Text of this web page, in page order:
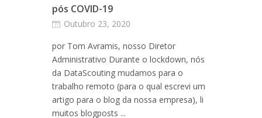
pós COVID-19
Outubro 23, 2020
por Tom Avramis, nosso Diretor
Administrativo Durante o lockdown, nós
da DataScouting mudamos para o
trabalho remoto (para o qual escrevi um
artigo para o blog da nossa empresa), li
muitos blogposts ...